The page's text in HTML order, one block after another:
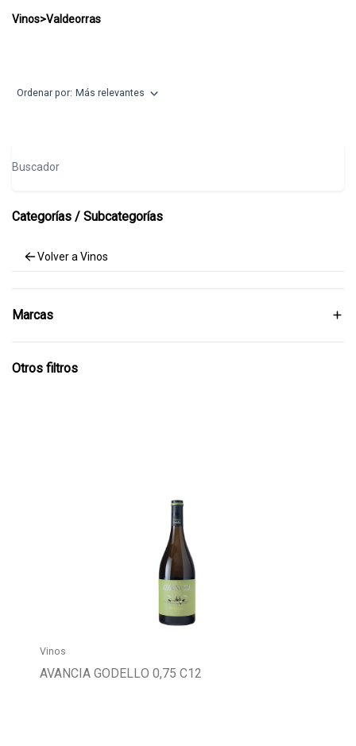
Valdeorras
Vinos>Valdeorras
Ordenar por: Más relevantes
Categorías / Subcategorías
Volver a Vinos
Marcas
Otros filtros
Vinos
AVANCIA GODELLO 0,75 C12